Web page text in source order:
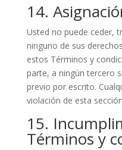
14.
Usted no puede ceder,
ninguno de sus
estos Términos y
parte, a ningún tercero
previo por escrito.
violación de esta
15.
Términos y